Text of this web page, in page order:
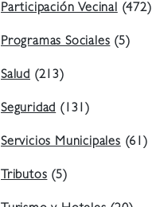
Participación Vecinal(472)
Programas Sociales(5)
Salud (213)
Seguridad(131)
Servicios Municipales(61)
Tributos(5)